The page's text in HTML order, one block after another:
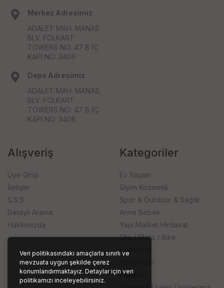
Veri politikasındaki amaçlarla sınırlı ve
mevzuata uygun şekilde çerez
konumlandırmaktayız. Detaylar için veri
politikamızı inceleyebilirsiniz.
Merkez Adresimiz
ADALET MAH. MANAS
BLV. FOLKART
TOWERS NO: 47 B İÇ
KAPI NO: 3406
Depo Adresimiz
ADALET MAH. MANAS
BLV. FOLKART
TOWERS NO: 47 B İÇ
KAPI NO: 3406
Alışveriş
Üye Girişi
İletişim
S.S.S.
Detaylı Arama
Hakkımızda
Kategoriler
Ev Yaşam
Giyim Kozmetik
Spor & Outdoor & Sağlık
Anne Bebek
Yapı Market Hırdavat
Oto / Moto / Bike
Hobi Oyun
Paketler